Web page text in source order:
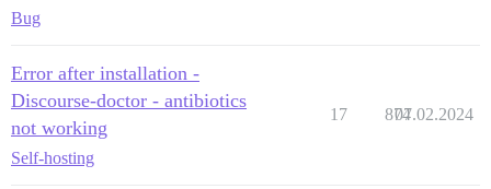
Bug
Error after installation -
Discourse-doctor - antibiotics
not working
Self-hosting
17 874
07.02.2024